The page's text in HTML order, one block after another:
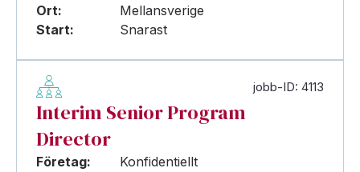
Ort:
Mellansverige
Start:
Snarast
jobb-ID: 4113
Interim Senior Program
Director
Företag:
Konfidentiellt